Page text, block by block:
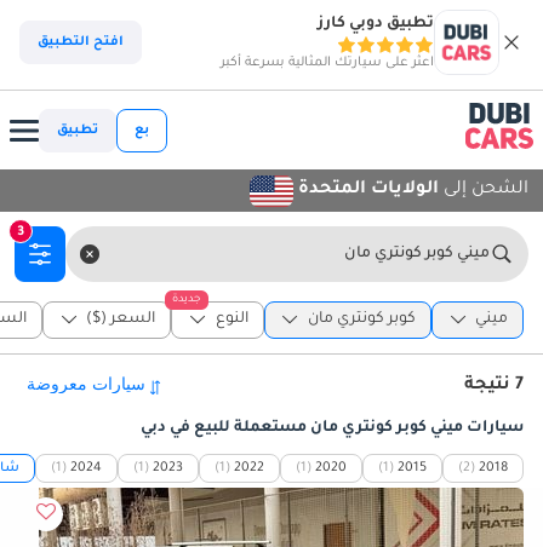
تطبيق دوبي كارز
اعثر على سيارتك المثالية بسرعة أكبر
افتح التطبيق
بع تطبيق
الشحن إلى الولايات المتحدة
ميني كوبر كونتري مان
3
ميني كوبر كونتري مان
جديدة
النوع السعر ($)
7 نتيجة
سيارات ميني كوبر كونتري مان مستعملة للبيع في دبي
2018
(2)
2015
(1)
2020
(1)
2022
(1)
2023
(1)
2024
(1)